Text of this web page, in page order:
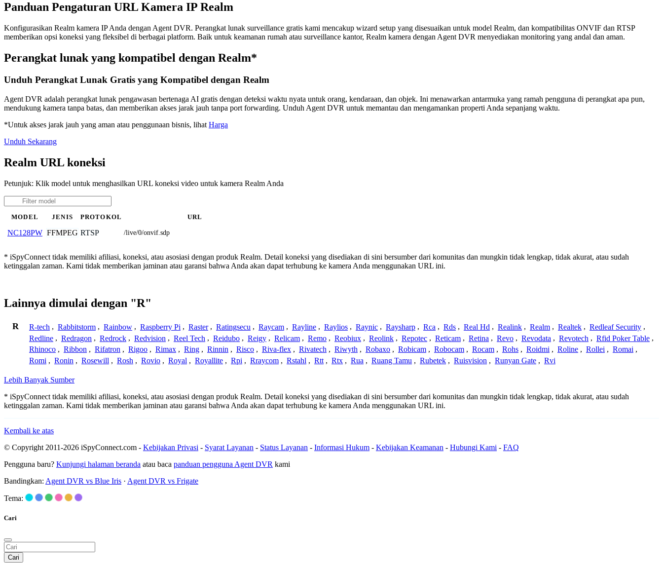
Panduan Pengaturan URL Kamera IP Realm
Konfigurasikan Realm kamera IP Anda dengan Agent DVR. Perangkat lunak surveillance gratis kami mencakup wizard setup yang disesuaikan untuk model Realm, dan kompatibilitas ONVIF dan RTSP
memberikan opsi koneksi yang fleksibel di berbagai platform. Baik untuk keamanan rumah atau surveillance kantor, Realm kamera dengan Agent DVR menyediakan monitoring yang andal dan aman.
Perangkat lunak yang kompatibel dengan Realm*
Unduh Perangkat Lunak Gratis yang Kompatibel dengan Realm
Agent DVR adalah perangkat lunak pengawasan bertenaga AI gratis dengan deteksi waktu nyata untuk orang, kendaraan, dan objek. Ini menawarkan antarmuka yang ramah pengguna di perangkat apa pun,
mendukung kamera tanpa batas, dan memberikan akses jarak jauh tanpa port forwarding. Unduh Agent DVR untuk memantau dan mengamankan properti Anda sepanjang waktu.
*Untuk akses jarak jauh yang aman atau penggunaan bisnis, lihat Harga
Unduh Sekarang
Realm URL koneksi
Petunjuk: Klik model untuk menghasilkan URL koneksi video untuk kamera Realm Anda
MODEL JENIS PROTOKOL URL
NC128PW FFMPEG RTSP /live/0/onvif.sdp
* iSpyConnect tidak memiliki afiliasi, koneksi, atau asosiasi dengan produk Realm. Detail koneksi yang disediakan di sini bersumber dari komunitas dan mungkin tidak lengkap, tidak akurat, atau sudah
ketinggalan zaman. Kami tidak memberikan jaminan atau garansi bahwa Anda akan dapat terhubung ke kamera Anda menggunakan URL ini.
Lainnya dimulai dengan "R"
R R-tech , Rabbitstorm , Rainbow , Raspberry Pi , Raster , Ratingsecu , Raycam , Rayline , Raylios , Raynic , Raysharp , Rca , Rds , Real Hd , Realink , Realm , Realtek , Redleaf Security ,
Redline , Redragon , Redrock , Redvision , Reel Tech , Reidubo , Reigy , Relicam , Remo , Reobiux , Reolink , Repotec , Reticam , Retina , Revo , Revodata , Revotech , Rfid Poker Table ,
Rhinoco , Ribbon , Rifatron , Rigoo , Rimax , Ring , Rinnin , Risco , Riva-flex , Rivatech , Riwyth , Robaxo , Robicam , Robocam , Rocam , Rohs , Roidmi , Roline , Rollei , Romai ,
Romi , Ronin , Rosewill , Rosh , Rovio , Royal , Royallite , Rpi , Rraycom , Rstahl , Rtt , Rtx , Rua , Ruang Tamu , Rubetek , Ruisvision , Runyan Gate , Rvi
Lebih Banyak Sumber
* iSpyConnect tidak memiliki afiliasi, koneksi, atau asosiasi dengan produk Realm. Detail koneksi yang disediakan di sini bersumber dari komunitas dan mungkin tidak lengkap, tidak akurat, atau sudah
ketinggalan zaman. Kami tidak memberikan jaminan atau garansi bahwa Anda akan dapat terhubung ke kamera Anda menggunakan URL ini.
Kembali ke atas
© Copyright 2011-2026 iSpyConnect.com - Kebijakan Privasi - Syarat Layanan - Status Layanan - Informasi Hukum - Kebijakan Keamanan - Hubungi Kami - FAQ
Pengguna baru? Kunjungi halaman beranda atau baca panduan pengguna Agent DVR kami
Bandingkan: Agent DVR vs Blue Iris · Agent DVR vs Frigate
Tema:
Cari
Cari